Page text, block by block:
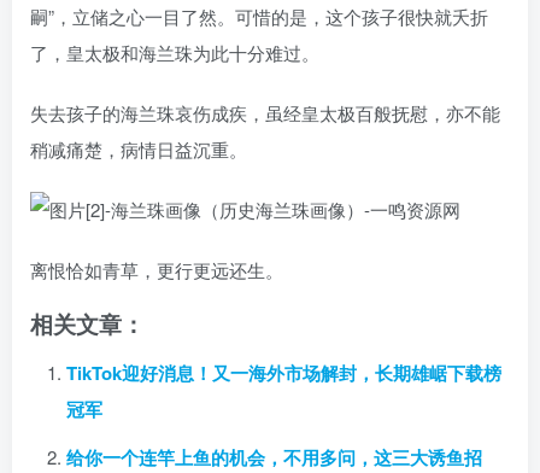
嗣”，立储之心一目了然。可惜的是，这个孩子很快就夭折
了，皇太极和海兰珠为此十分难过。
失去孩子的海兰珠哀伤成疾，虽经皇太极百般抚慰，亦不能
稍减痛楚，病情日益沉重。
离恨恰如青草，更行更远还生。
相关文章：
TikTok迎好消息！又一海外市场解封，长期雄崌下载榜
冠军
给你一个连竿上鱼的机会，不用多问，这三大诱鱼招